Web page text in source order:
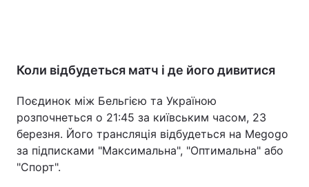
Коли відбудеться матч і де його дивитися
Поєдинок між Бельгією та Україною
розпочнеться о 21:45 за київським часом, 23
березня. Його трансляція відбудеться на Megogo
за підписками "Максимальна", "Оптимальна" або
"Спорт".